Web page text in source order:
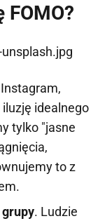
FOMO?
idealnego
tylko "jasne
to z
. Ludzie